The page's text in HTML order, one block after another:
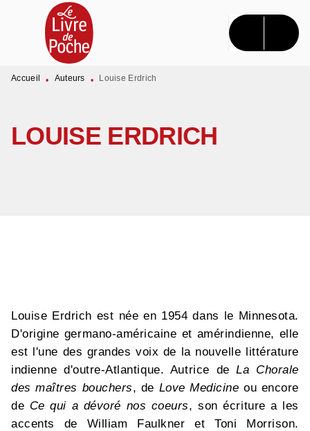
MENU RECHERCHE CONTENU
PIED DE PAGE
Accueil • Auteurs • Louise Erdrich
LOUISE ERDRICH
Louise Erdrich est née en 1954 dans le Minnesota.
D'origine germano-américaine et amérindienne, elle
est l'une des grandes voix de la nouvelle littérature
indienne d'outre-Atlantique. Autrice deLa Chorale
des maîtres bouchers, de Love Medicineou encore
de Ce qui a dévoré nos coeurs, son écriture a les
accents de William Faulkner et Toni Morrison.